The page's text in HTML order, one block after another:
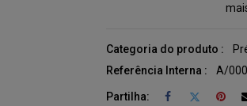
Categoria do produto :
Referência Interna :
A/
Partilha: